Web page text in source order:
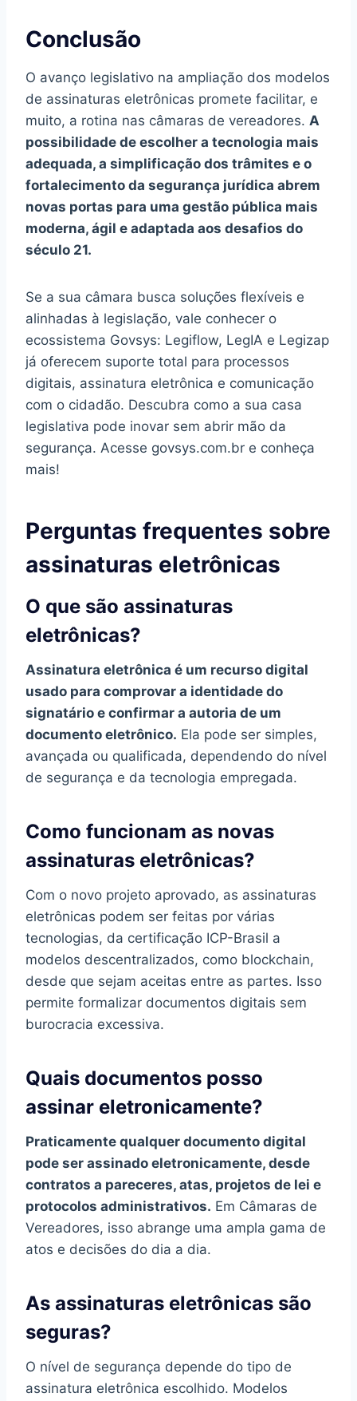
Conclusão
O avanço legislativo na ampliação dos modelos
de assinaturas eletrônicas promete facilitar, e
muito, a rotina nas câmaras de vereadores. A
possibilidade de escolher a tecnologia mais
adequada, a simplificação dos trâmites e o
fortalecimento da segurança jurídica abrem
novas portas para uma gestão pública mais
moderna, ágil e adaptada aos desafios do
século 21.
Se a sua câmara busca soluções flexíveis e
alinhadas à legislação, vale conhecer o
ecossistema Govsys: Legiflow, LegIA e Legizap
já oferecem suporte total para processos
digitais, assinatura eletrônica e comunicação
com o cidadão. Descubra como a sua casa
legislativa pode inovar sem abrir mão da
segurança. Acesse govsys.com.br e conheça
mais!
Perguntas frequentes sobre
assinaturas eletrônicas
O que são assinaturas
eletrônicas?
Assinatura eletrônica é um recurso digital
usado para comprovar a identidade do
signatário e confirmar a autoria de um
documento eletrônico. Ela pode ser simples,
avançada ou qualificada, dependendo do nível
de segurança e da tecnologia empregada.
Como funcionam as novas
assinaturas eletrônicas?
Com o novo projeto aprovado, as assinaturas
eletrônicas podem ser feitas por várias
tecnologias, da certificação ICP-Brasil a
modelos descentralizados, como blockchain,
desde que sejam aceitas entre as partes. Isso
permite formalizar documentos digitais sem
burocracia excessiva.
Quais documentos posso
assinar eletronicamente?
Praticamente qualquer documento digital
pode ser assinado eletronicamente, desde
contratos a pareceres, atas, projetos de lei e
protocolos administrativos. Em Câmaras de
Vereadores, isso abrange uma ampla gama de
atos e decisões do dia a dia.
As assinaturas eletrônicas são
seguras?
O nível de segurança depende do tipo de
assinatura eletrônica escolhido. Modelos